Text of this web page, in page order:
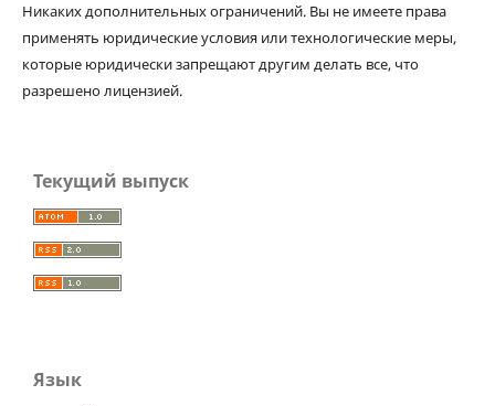
Никаких дополнительных ограничений. Вы не имеете права
применять юридические условия или технологические меры,
которые юридически запрещают другим делать все, что
разрешено лицензией.
Текущий выпуск
Язык